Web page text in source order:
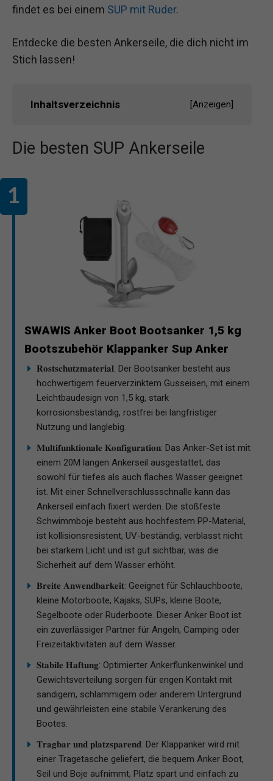
findet es bei einem SUP mit Ruder.
Entdecke die besten Ankerseile, die dich nicht im
Stich lassen!
Inhaltsverzeichnis [Anzeigen]
Die besten SUP Ankerseile
SWAWIS Anker Boot Bootsanker 1,5 kg
Bootszubehör Klappanker Sup Anker
𝐑𝐨𝐬𝐭𝐬𝐜𝐡𝐮𝐭𝐳𝐦𝐚𝐭𝐞𝐫𝐢𝐚𝐥: Der Bootsanker besteht aus
hochwertigem feuerverzinktem Gusseisen, mit einem
Leichtbaudesign von 1,5 kg, stark
korrosionsbeständig, rostfrei bei langfristiger
Nutzung und langlebig.
𝐌𝐮𝐥𝐭𝐢𝐟𝐮𝐧𝐤𝐭𝐢𝐨𝐧𝐚𝐥𝐞 𝐊𝐨𝐧𝐟𝐢𝐠𝐮𝐫𝐚𝐭𝐢𝐨𝐧: Das Anker-Set ist mit
einem 20M langen Ankerseil ausgestattet, das
sowohl für tiefes als auch flaches Wasser geeignet
ist. Mit einer Schnellverschlussschnalle kann das
Ankerseil einfach fixiert werden. Die stoßfeste
Schwimmboje besteht aus hochfestem PP-Material,
ist kollisionsresistent, UV-beständig, verblasst nicht
bei starkem Licht und ist gut sichtbar, was die
Sicherheit auf dem Wasser erhöht.
𝐁𝐫𝐞𝐢𝐭𝐞 𝐀𝐧𝐰𝐞𝐧𝐝𝐛𝐚𝐫𝐤𝐞𝐢𝐭: Geeignet für Schlauchboote,
kleine Motorboote, Kajaks, SUPs, kleine Boote,
Segelboote oder Ruderboote. Dieser Anker Boot ist
ein zuverlässiger Partner für Angeln, Camping oder
Freizeitaktivitäten auf dem Wasser.
𝐒𝐭𝐚𝐛𝐢𝐥𝐞 𝐇𝐚𝐟𝐭𝐮𝐧𝐠: Optimierter Ankerflunkenwinkel und
Gewichtsverteilung sorgen für engen Kontakt mit
sandigem, schlammigem oder anderem Untergrund
und gewährleisten eine stabile Verankerung des
Bootes.
𝐓𝐫𝐚𝐠𝐛𝐚𝐫 𝐮𝐧𝐝 𝐩𝐥𝐚𝐭𝐳𝐬𝐩𝐚𝐫𝐞𝐧𝐝: Der Klappanker wird mit
einer Tragetasche geliefert, die bequem Anker Boot,
Seil und Boje aufnimmt, Platz spart und einfach zu